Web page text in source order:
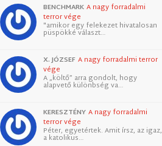
BENCHMARK A nagy forradalmi
terror vége
"amikor egy felekezet hivatalosan
püspökké választ…
X. JÓZSEF A nagy forradalmi terror
vége
A „költő” arra gondolt, hogy
alapvető különbség va…
KERESZTÉNY A nagy forradalmi
terror vége
Péter, egyetértek. Amit írsz, az igaz,
a katolikus…